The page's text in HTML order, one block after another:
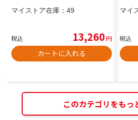
マイストア在庫： 49
税込 13,260円
カートに入れる
マイ
税込
このカテゴリをもっ